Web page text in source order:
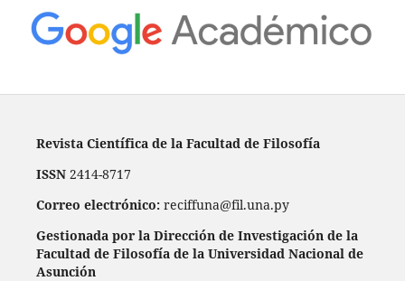
Revista Científica de la Facultad de Filosofía
ISSN2414-8717
Correo electrónico: reciffuna@fil.una.py
Gestionada por la Dirección de Investigación de la
Facultad de Filosofía de la Universidad Nacional de
Asunción